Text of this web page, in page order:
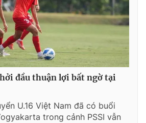
đầu thuận lợi bất ngờ tại
U.16 Việt Nam đã có buổi
trong cảnh PSSI vẫn